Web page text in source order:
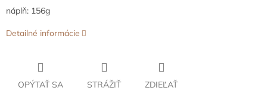
náplň: 156g
Detailné informácie
OPÝTAŤ SA STRÁŽIŤ ZDIEĽAŤ